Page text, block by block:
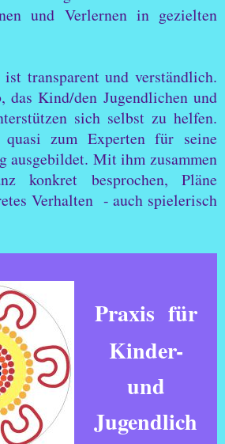
und Verlernen in gezielten
ist transparent und verständlich.
das Kind/den Jugendlichen und
sich selbst zu helfen.
zum Experten für seine
ausgebildet. Mit ihm zusammen
konkret besprochen, Pläne
Verhalten - auch spielerisch
Praxis für
Kinder-
und
Jugendlich